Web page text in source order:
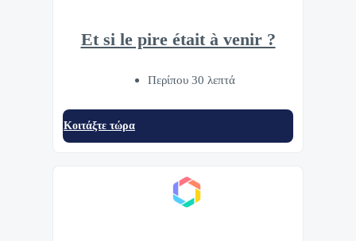
Et si le pire était à venir ?
Περίπου 30 λεπτά
Κοιτάξτε τώρα